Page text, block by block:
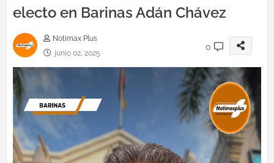
electo en Barinas Adán Chávez
Notimax Plus
junio 02, 2025
0